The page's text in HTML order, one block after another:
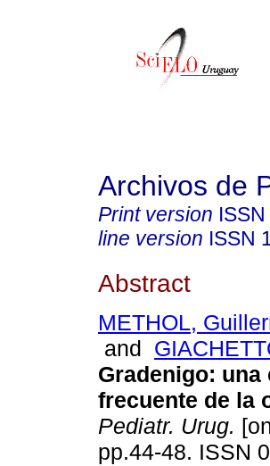
Archivos de
Print version ISSN
line version ISSN
Abstract
METHOL,
and
Gradenigo: una
frecuente de la
Pediatr. Urug.
pp.44-48. ISSN